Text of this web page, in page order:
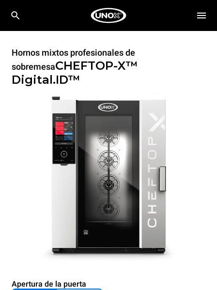
Hornos mixtos profesionales de
sobremesaCHEFTOP-X™
Digital.ID™
Apertura de la puerta